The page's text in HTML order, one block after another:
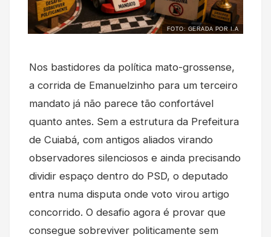
FOTO: GERADA POR I.A
Nos bastidores da política mato-grossense,
a corrida de Emanuelzinho para um terceiro
mandato já não parece tão confortável
quanto antes. Sem a estrutura da Prefeitura
de Cuiabá, com antigos aliados virando
observadores silenciosos e ainda precisando
dividir espaço dentro do PSD, o deputado
entra numa disputa onde voto virou artigo
concorrido. O desafio agora é provar que
consegue sobreviver politicamente sem